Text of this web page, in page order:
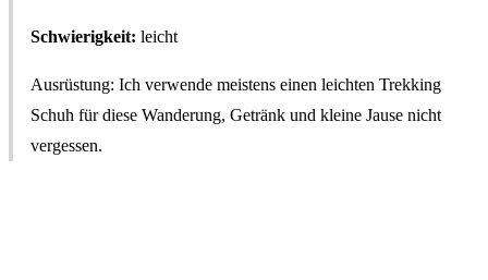
Schwierigkeit: leicht
Ausrüstung: Ich verwende meistens einen leichten Trekking
Schuh für diese Wanderung, Getränk und kleine Jause nicht
vergessen.